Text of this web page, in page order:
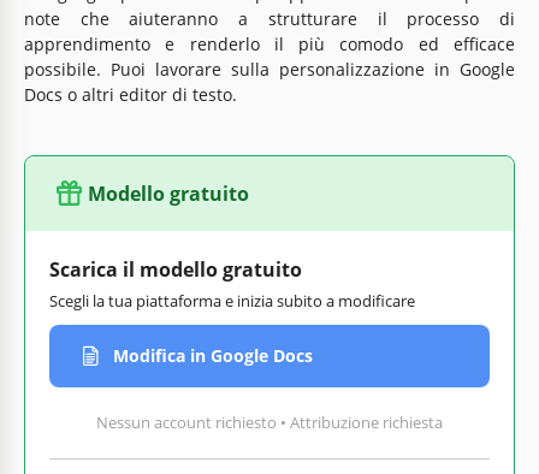
note che aiuteranno a strutturare il processo di
apprendimento e renderlo il più comodo ed efficace
possibile. Puoi lavorare sulla personalizzazione in Google
Docs o altri editor di testo.
Modello gratuito
Scarica il modello gratuito
Scegli la tua piattaforma e inizia subito a modificare
Modifica in Google Docs
Nessun account richiesto • Attribuzione richiesta